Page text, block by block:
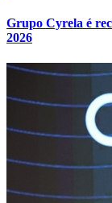
Grupo Cyrela é
2026